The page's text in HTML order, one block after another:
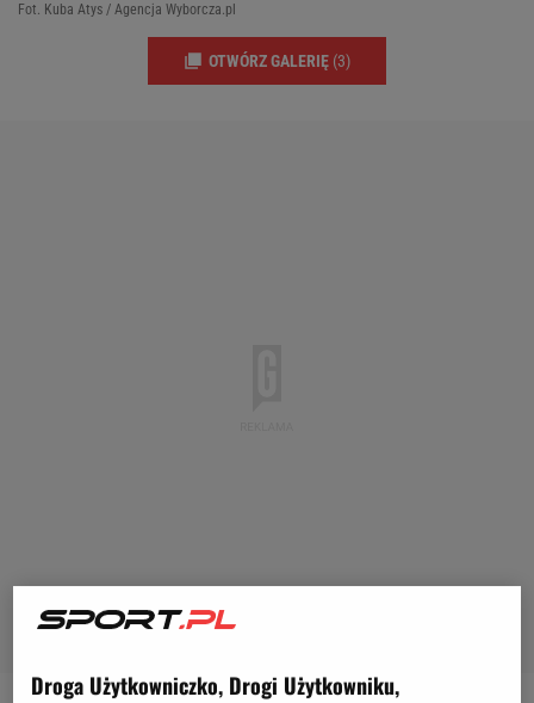
Fot. Kuba Atys / Agencja Wyborcza.pl
OTWÓRZ GALERIĘ (3)
Droga Użytkowniczko, Drogi Użytkowniku,